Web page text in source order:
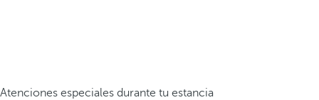
Atenciones especiales durante tu estancia